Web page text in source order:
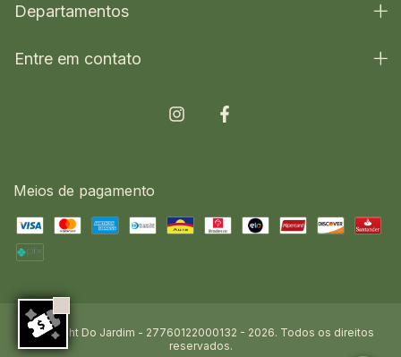
Departamentos
Entre em contato
Meios de pagamento
Copyright Do Jardim - 27760122000132 - 2026. Todos os direitos
reservados.